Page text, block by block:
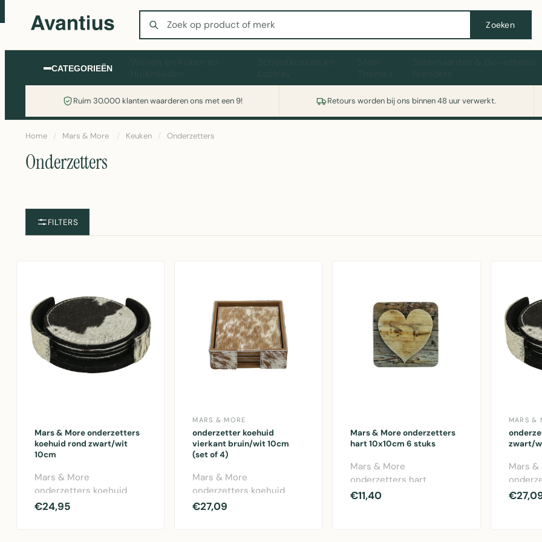
Zoeken
Zoeken
CATEGORIEËN
Ruim 30.000 klanten waarderen ons met een 9! Retours worden bij ons binnen 48 uur verwerkt.
Wasmachine of koelkast nodig? Vergelijk alle prijzen op Witgoedaanbod.nl
Home / Mars & More / Keuken / Onderzetters
Onderzetters
FILTERS
Mars & More onderzetters
koehuid rond zwart/wit
10cm
Mars & More
onderzetters koehuid
rond zwart/wit - Set
€24,95
MARS & MORE
onderzetter koehuid
vierkant bruin/wit 10cm
(set of 4)
Mars & More
onderzetters koehuid
vierkant set van 4.
€27,09
Mars & More onderzetters
hart 10x10cm 6 stuks
Mars & More
onderzetters hart
10x10cm - set van 6
€11,40
MARS &
zwart/
Mars &
rond